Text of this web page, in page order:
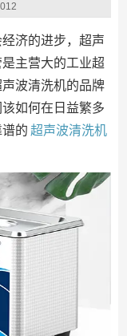
济的进步，超声
主营大的工业超
波清洗机的品牌
如何在日益繁多
的 超声波清洗机